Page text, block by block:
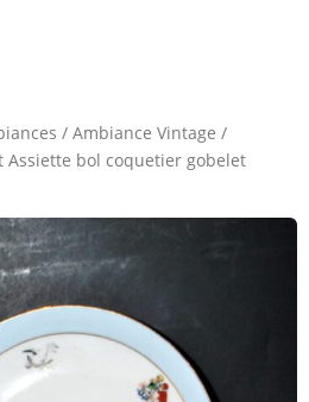
/ Ambiance Vintage /
Assiette bol coquetier gobelet